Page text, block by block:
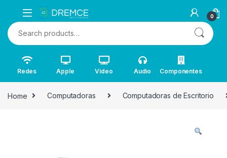
0
Search for:
Redes Apple Video Audio Componentes
Home Computadoras Computadoras de Escritorio